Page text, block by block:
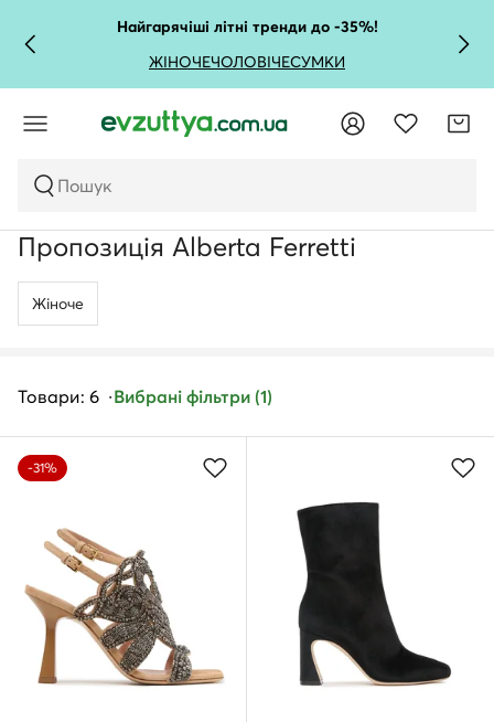
Найгарячіші літні тренди до -35%!
ЖІНОЧЕЧОЛОВІЧЕСУМКИ
Пошук
Пропозиція Alberta Ferretti
Жіноче
Товари: 6 Вибрані фільтри (1)
-31%